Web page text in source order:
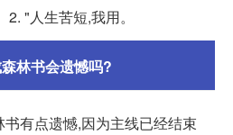
"人生苦短,我用。
林书会遗憾吗?
有点遗憾,因为主线已经结束